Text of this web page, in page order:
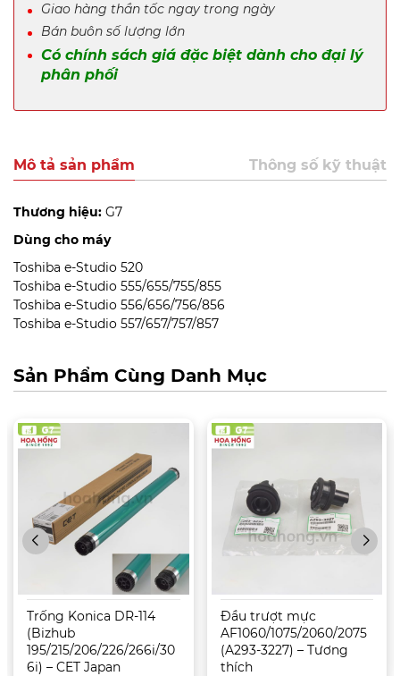
Giao hàng thần tốc ngay trong ngày
Bán buôn số lượng lớn
Có chính sách giá đặc biệt dành cho đại lý
phân phối
Mô tả sản phẩm Thông số kỹ thuật
Thương hiệu: G7
Dùng cho máy
Toshiba e-Studio 520
Toshiba e-Studio 555/655/755/855
Toshiba e-Studio 556/656/756/856
Toshiba e-Studio 557/657/757/857
Sản Phẩm Cùng Danh Mục
Trống Konica DR-114
(Bizhub
195/215/206/226/266i/30
6i) – CET Japan
Đầu trượt mực
AF1060/1075/2060/2075
(A293-3227) – Tương
thích